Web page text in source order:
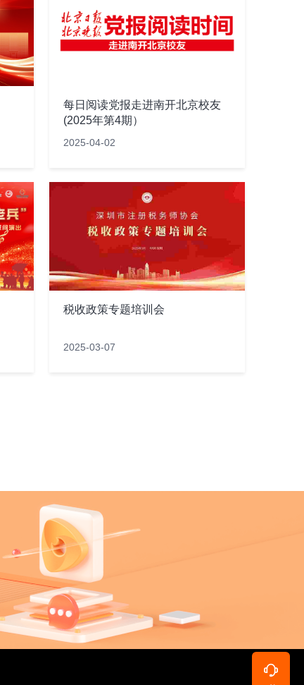
每日阅读党报走进南开北京校友
(2025年第4期）
2025-04-02
税收政策专题培训会
2025-03-07